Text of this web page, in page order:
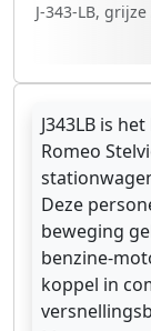
J-343-LB,
J343LB is
Romeo
Deze
beweging
benzine-
koppel in